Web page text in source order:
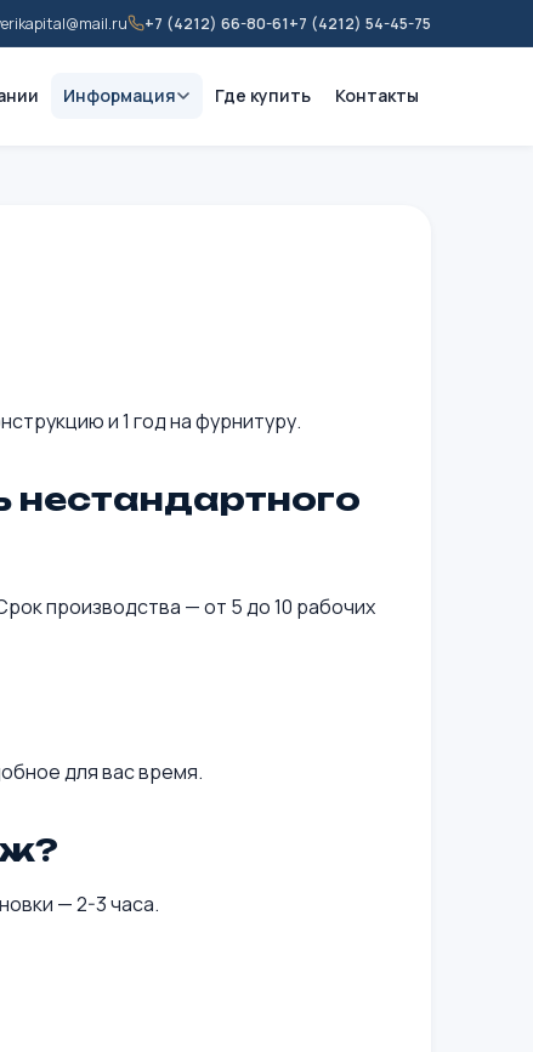
+7 (4212) 66-80-61+7 (4212) 54-45-75
Информация Где купить Контакты
и 1 год на фурнитуру.
нестандартного
производства — от 5 до 10 рабочих
для вас время.
— 2-3 часа.